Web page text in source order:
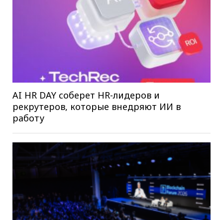
AI HR DAY соберет HR-лидеров и
рекрутеров, которые внедряют ИИ в
работу